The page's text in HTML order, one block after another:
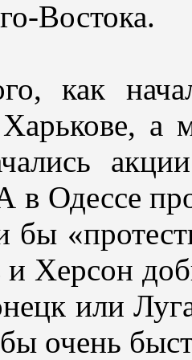
Востока.
как
а
в Одессе
бы
и Херсон
или
очень